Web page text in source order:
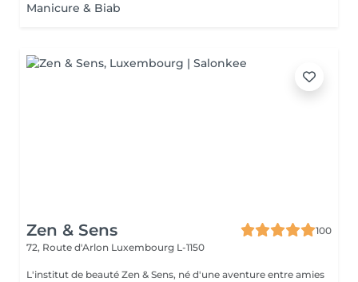
Manicure & Biab
Zen & Sens
100
72, Route d'Arlon Luxembourg L-1150
L'institut de beauté Zen & Sens, né d'une aventure entre amies